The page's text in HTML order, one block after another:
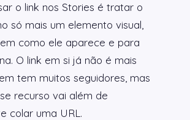
o link nos Stories é tratar o
só mais um elemento visual,
como ele aparece e para
O link em si já não é mais
tem muitos seguidores, mas
recurso vai além de
colar uma URL.